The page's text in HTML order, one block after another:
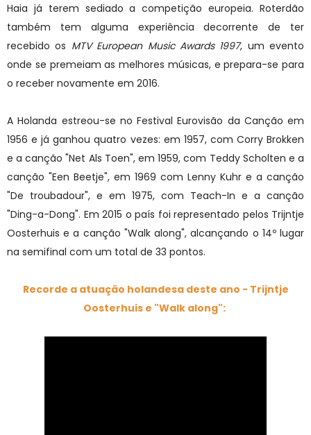
Haia já terem sediado a competição europeia. Roterdão
também tem alguma experiência decorrente de ter
recebido os MTV European Music Awards 1997, um evento
onde se premeiam as melhores músicas, e prepara-se para
o receber novamente em 2016.
A Holanda estreou-se no Festival Eurovisão da Canção em
1956 e já ganhou quatro vezes: em 1957, com Corry Brokken
e a canção "Net Als Toen", em 1959, com Teddy Scholten e a
canção "Een Beetje", em 1969 com Lenny Kuhr e a canção
"De troubadour", e em 1975, com Teach-In e a canção
"Ding-a-Dong". Em 2015 o país foi representado pelos Trijntje
Oosterhuis e a canção "Walk along", alcançando o 14º lugar
na semifinal com um total de 33 pontos.
Recorde a atuação holandesa deste ano - Trijntje
Oosterhuis e "Walk along":